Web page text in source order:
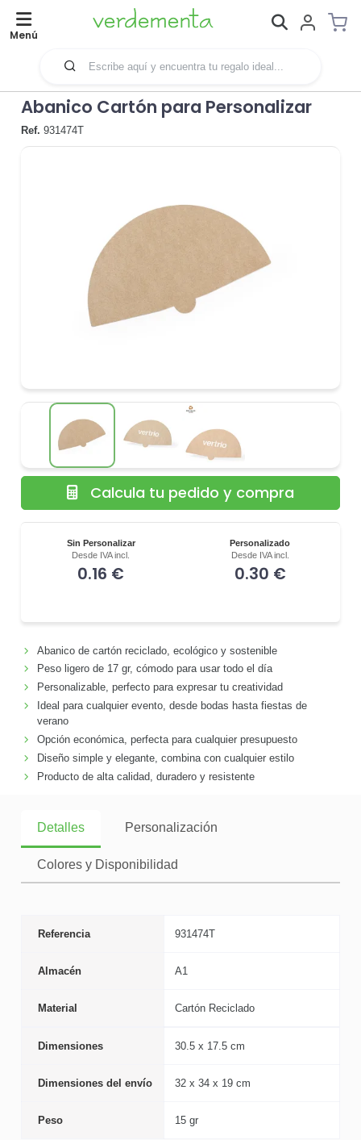
Menú
Abanico Cartón para Personalizar
Ref. 931474T
Sin Personalizar
Desde IVA incl.
0.16 €
Personalizado
Desde IVA incl.
0.30 €
Calcula tu pedido y compra
Abanico de cartón reciclado, ecológico y sostenible
Peso ligero de 17 gr, cómodo para usar todo el día
Personalizable, perfecto para expresar tu creatividad
Ideal para cualquier evento, desde bodas hasta fiestas de
verano
Opción económica, perfecta para cualquier presupuesto
Diseño simple y elegante, combina con cualquier estilo
Producto de alta calidad, duradero y resistente
Detalles Personalización
Colores y Disponibilidad
Referencia 931474T
Almacén A1
Material Cartón Reciclado
Dimensiones 30.5 x 17.5 cm
Dimensiones del envío 32 x 34 x 19 cm
Peso 15 gr